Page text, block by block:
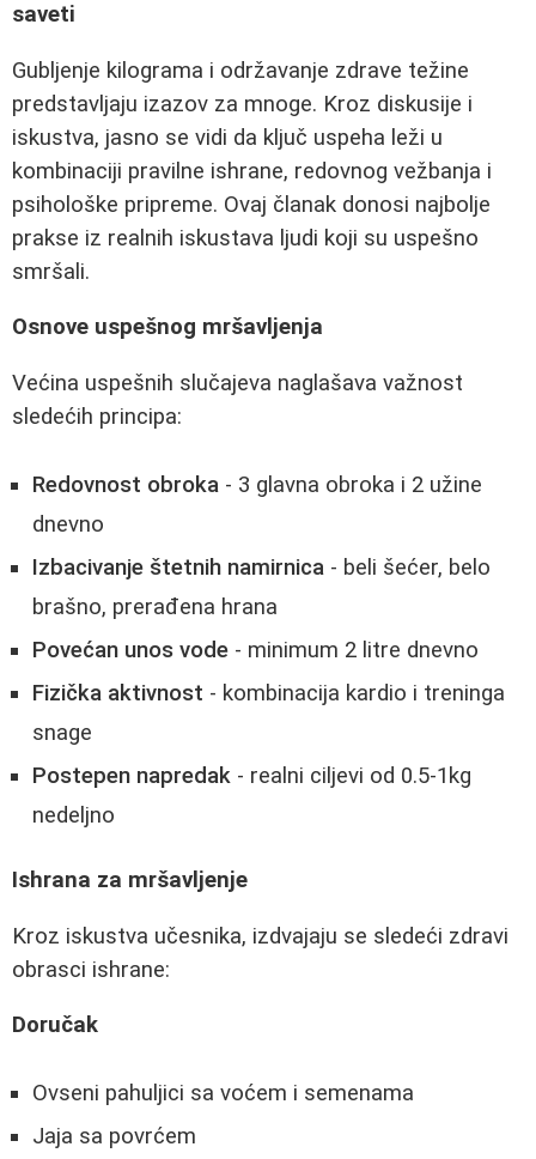
saveti
Gubljenje kilograma i održavanje zdrave težine
predstavljaju izazov za mnoge. Kroz diskusije i
iskustva, jasno se vidi da ključ uspeha leži u
kombinaciji pravilne ishrane, redovnog vežbanja i
psihološke pripreme. Ovaj članak donosi najbolje
prakse iz realnih iskustava ljudi koji su uspešno
smršali.
Osnove uspešnog mršavljenja
Većina uspešnih slučajeva naglašava važnost
sledećih principa:
Redovnost obroka - 3 glavna obroka i 2 užine
dnevno
Izbacivanje štetnih namirnica - beli šećer, belo
brašno, prerađena hrana
Povećan unos vode - minimum 2 litre dnevno
Fizička aktivnost - kombinacija kardio i treninga
snage
Postepen napredak - realni ciljevi od 0.5-1kg
nedeljno
Ishrana za mršavljenje
Kroz iskustva učesnika, izdvajaju se sledeći zdravi
obrasci ishrane:
Doručak
Ovseni pahuljici sa voćem i semenama
Jaja sa povrćem